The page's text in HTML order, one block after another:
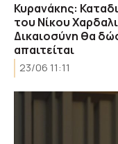
Κυρανάκης:
του Νίκου
Δικαιοσύνη θα
απαιτείται
23/06 11:11